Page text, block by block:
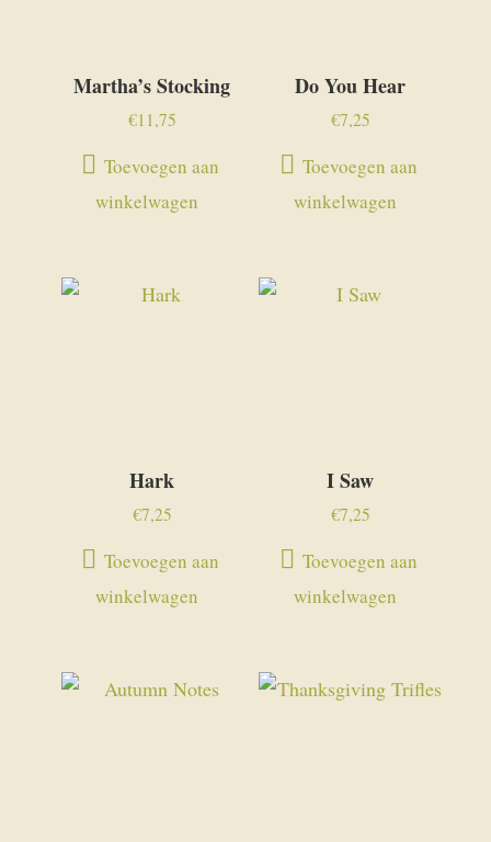
Martha’s Stocking
€11,75
Toevoegen aan
winkelwagen
Do You Hear
€7,25
Toevoegen aan
winkelwagen
Hark
€7,25
Toevoegen aan
winkelwagen
I Saw
€7,25
Toevoegen aan
winkelwagen